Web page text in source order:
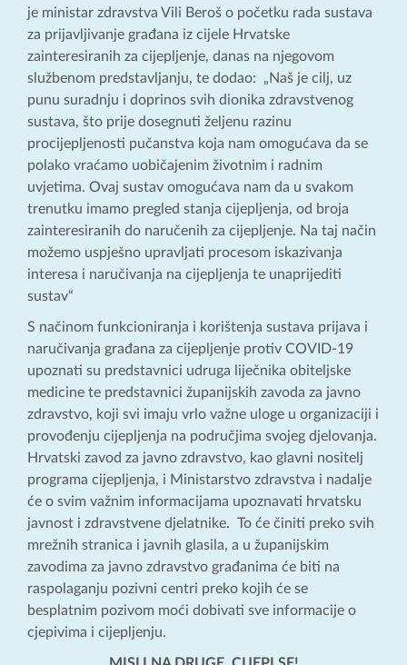
je ministar zdravstva Vili Beroš o početku rada sustava
za prijavljivanje građana iz cijele Hrvatske
zainteresiranih za cijepljenje, danas na njegovom
službenom predstavljanju, te dodao: „Naš je cilj, uz
punu suradnju i doprinos svih dionika zdravstvenog
sustava, što prije dosegnuti željenu razinu
procijepljenosti pučanstva koja nam omogućava da se
polako vraćamo uobičajenim životnim i radnim
uvjetima. Ovaj sustav omogućava nam da u svakom
trenutku imamo pregled stanja cijepljenja, od broja
zainteresiranih do naručenih za cijepljenje. Na taj način
možemo uspješno upravljati procesom iskazivanja
interesa i naručivanja na cijepljenja te unaprijediti
sustav“
S načinom funkcioniranja i korištenja sustava prijava i
naručivanja građana za cijepljenje protiv COVID-19
upoznati su predstavnici udruga liječnika obiteljske
medicine te predstavnici županijskih zavoda za javno
zdravstvo, koji svi imaju vrlo važne uloge u organizaciji i
provođenju cijepljenja na područjima svojeg djelovanja.
Hrvatski zavod za javno zdravstvo, kao glavni nositelj
programa cijepljenja, i Ministarstvo zdravstva i nadalje
će o svim važnim informacijama upoznavati hrvatsku
javnost i zdravstvene djelatnike. To će činiti preko svih
mrežnih stranica i javnih glasila, a u županijskim
zavodima za javno zdravstvo građanima će biti na
raspolaganju pozivni centri preko kojih će se
besplatnim pozivom moći dobivati sve informacije o
cjepivima i cijepljenju.